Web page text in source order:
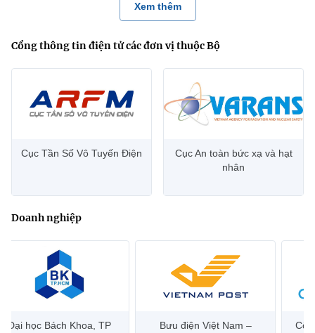
Xem thêm
Cổng thông tin điện tử các đơn vị thuộc Bộ
Cục Tần Số Vô Tuyến Điện
Cục An toàn bức xạ và hạt
nhân
Doanh nghiệp
Đại học Bách Khoa, TP
Bưu điện Việt Nam –